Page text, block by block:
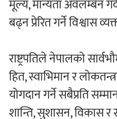
मूल्य, मान्यता अवलम्बन
बढ्न प्रेरित गर्ने विश्वास
राष्ट्रपतिले नेपालको
हित, स्वाभिमान र
योगदान गर्ने सबैप्रति
शान्ति, सुशासन, विकास र